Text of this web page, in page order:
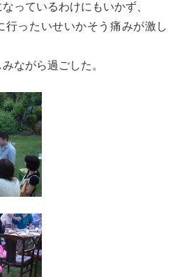
っているわけにもいかず、
行ったいせいかそう痛みが激し
ながら過ごした。